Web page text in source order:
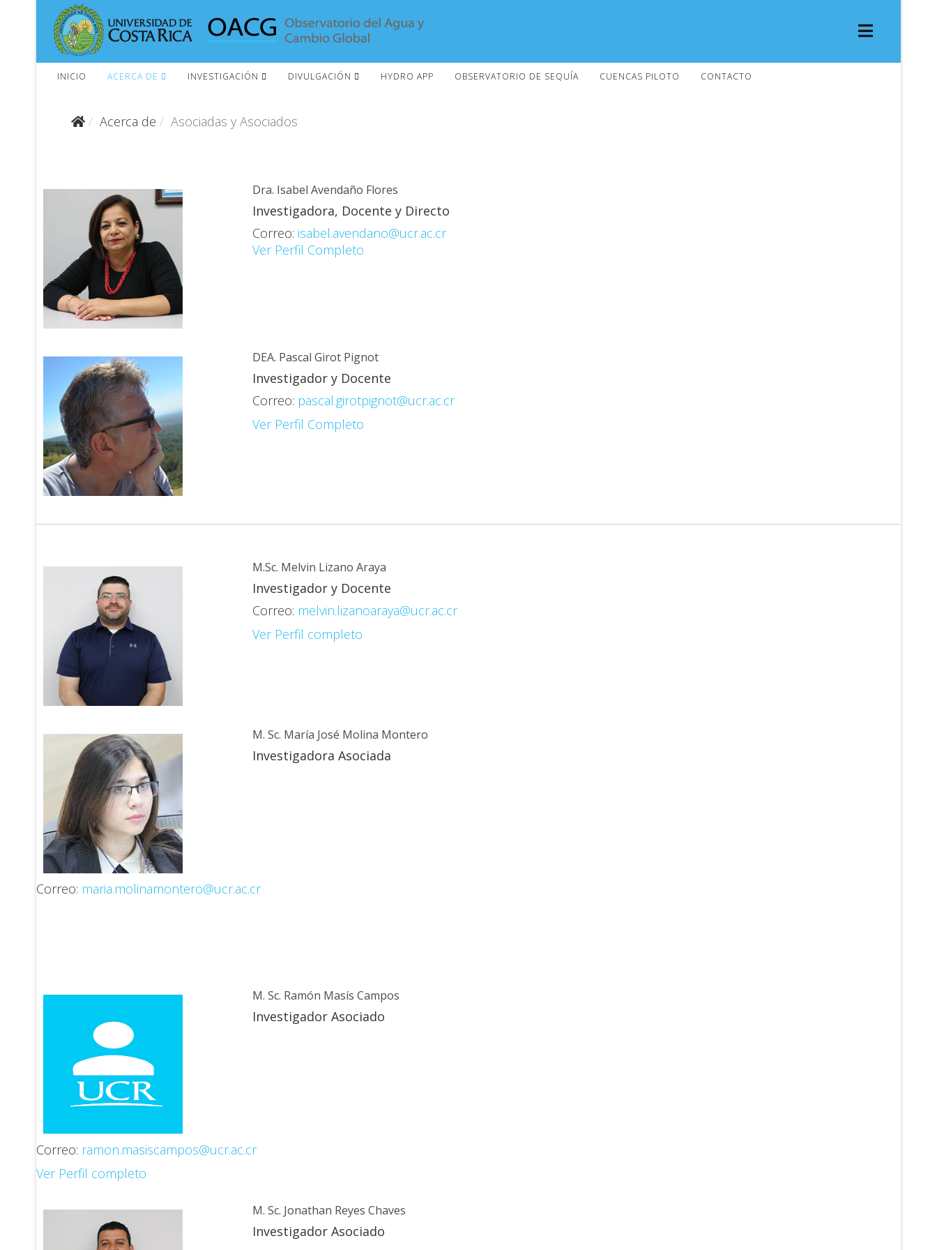
INICIO ACERCA DE INVESTIGACIÓN DIVULGACIÓN HYDRO APP OBSERVATORIO DE SEQUÍA CUENCAS PILOTO CONTACTO
Acerca de Asociadas y Asociados
Dra. Isabel Avendaño Flores
Investigadora, Docente y Directo
Correo: isabel.avendano@ucr.ac.cr
Ver Perfil Completo
DEA. Pascal Girot Pignot
Investigador y Docente
Correo: pascal.girotpignot@ucr.ac.cr
Ver Perfil Completo
M.Sc. Melvin Lizano Araya
Investigador y Docente
Correo: melvin.lizanoaraya@ucr.ac.cr
Ver Perfil completo
M. Sc. María José Molina Montero
Investigadora Asociada
Correo: maria.molinamontero@ucr.ac.cr
M. Sc. Ramón Masís Campos
Investigador Asociado
Correo: ramon.masiscampos@ucr.ac.cr
Ver Perfil completo
M. Sc. Jonathan Reyes Chaves
Investigador Asociado